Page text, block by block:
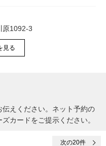
原1092-3
見る
えください。ネット予約の
カードをご提示ください。
次の20件